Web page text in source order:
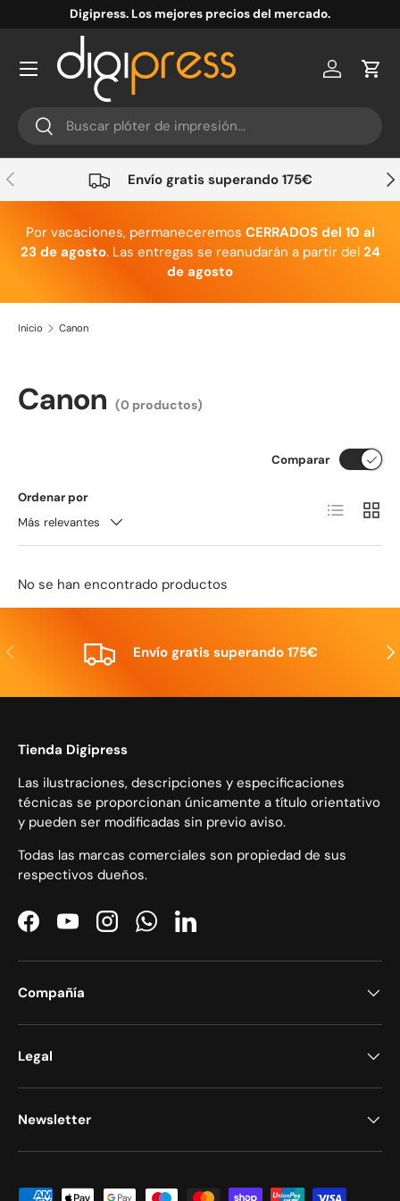
Ir al contenido
Digipress. Los mejores precios del mercado.
Buscar
Buscar
Cuenta
Anterior Envío gratis superando 175€
Por vacaciones, permaneceremos CERRADOS del 10 al
23 de agosto. Las entregas se reanudarán a partir del 24
de agosto
Inicio Canon
Canon (0 productos)
Ordenar por
Más relevantes
Comparar
Lista
No se han encontrado productos
Anterior Envío gratis superando 175€
Tienda Digipress
Las ilustraciones, descripciones y especificaciones
técnicas se proporcionan únicamente a título orientativo
y pueden ser modificadas sin previo aviso.
Todas las marcas comerciales son propiedad de sus
respectivos dueños.
FacebookYouTubeInstagramWhatsAppLinkedIn
Compañía
Legal
Newsletter
Formas de pago aceptadas